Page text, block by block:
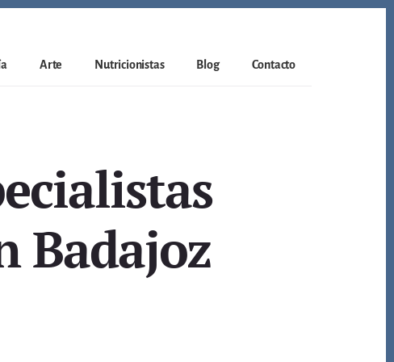
Arte Nutricionistas Blog Contacto
Badajoz